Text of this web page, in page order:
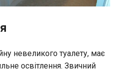
невеликого туалету, має
освітлення. Звичний